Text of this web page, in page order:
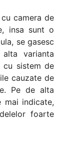
camera de
insa sunt o
se gasesc
varianta
sistem de
cauzate de
Pe de alta
indicate,
foarte